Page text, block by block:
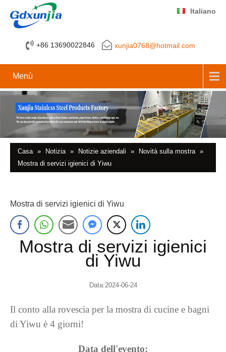
+86 13690022846 xunjia0768@hotmail.com
Italiano
Menù
Casa » Notizia » Notizie aziendali » Novità sulla mostra »
Mostra di servizi igienici di Yiwu
Mostra di servizi igienici di Yiwu
Mostra di servizi igienici
di Yiwu
Data:2024-06-24
Il conto alla rovescia per la mostra di cucine e bagni
di Yiwu è 4 giorni!
Data dell'evento: